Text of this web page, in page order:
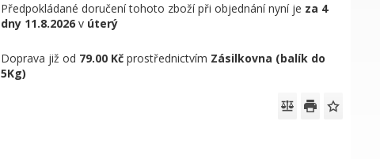
Předpokládané doručení tohoto zboží při objednání nyní je za 4
dny 11.8.2026 v úterý
Doprava již od 79.00 Kč prostřednictvím Zásilkovna (balík do
5Kg)